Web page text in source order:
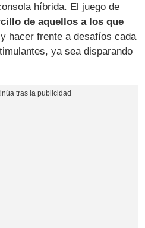
híbrida. El juego de
de aquellos a los que
hacer frente a desafíos cada
ya sea disparando